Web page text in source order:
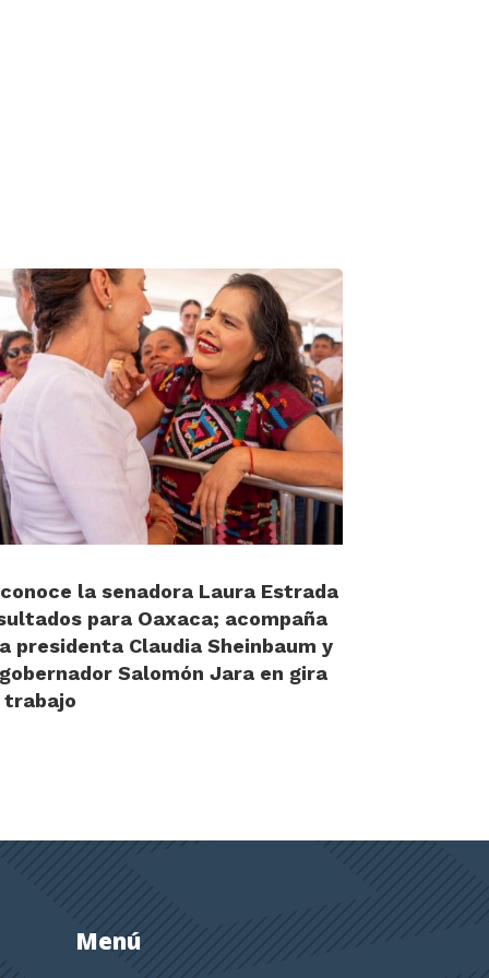
la senadora Laura Estrada
para Oaxaca; acompaña
presidenta Claudia Sheinbaum y
Salomón Jara en gira
trabajo
Menú